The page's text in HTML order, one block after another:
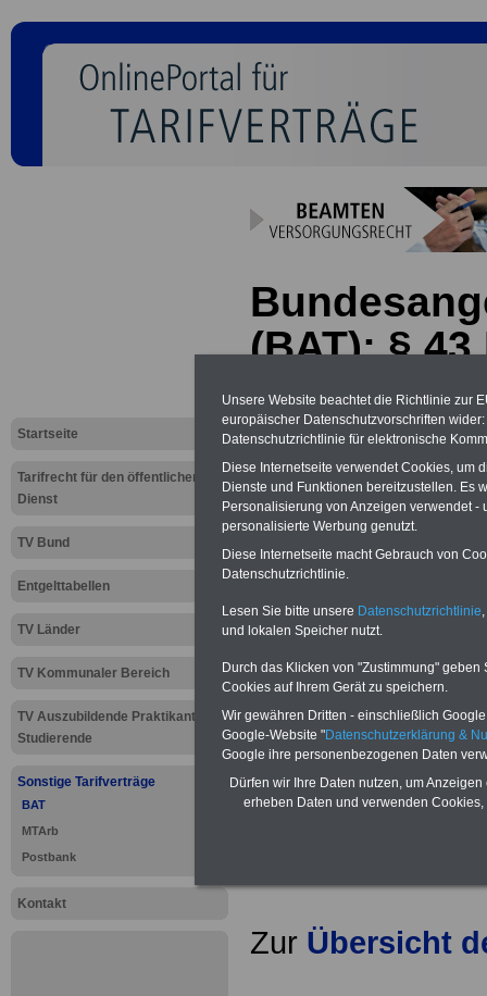
Startseite
Tarifrecht für den öffentlichen
Dienst
TV Bund
Entgelttabellen
TV Länder
TV Kommunaler Bereich
TV Auszubildende Praktikanten
Studierende
Sonstige Tarifverträge
BAT
MTArb
Postbank
Kontakt
(BAT): §
Feiertagen
Neu aufgelegt: Oktober
Zur Übersicht
Unsere Website beachtet die Richtlinie zur
europäischer Datenschutzvorschriften
Datenschutzrichtlinie für elektronische
Diese Internetseite verwendet Cookies, um
Dienste und Funktionen bereitzustellen. Es
Personalisierung von Anzeigen verwendet
personalisierte Werbung genutzt.
Diese Internetseite macht Gebrauch von
Datenschutzrichtlinie.
Lesen Sie bitte unsere Datenschutzrichtlinie
und lokalen Speicher nutzt.
Durch das Klicken von "Zustimmung"
Cookies auf Ihrem Gerät zu speichern.
Wir gewähren Dritten - einschließlich
Google-Website "Datenschutzerklärung &
Google ihre personenbezogenen Daten
Dürfen wir Ihre Daten nutzen, um
erheben Daten und verwenden